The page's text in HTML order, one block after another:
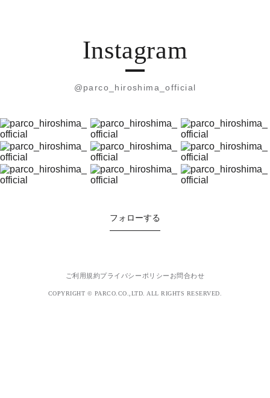
Instagram
@parco_hiroshima_official
フォローする
ご利用規約プライバシーポリシー お問合わせ
COPYRIGHT © PARCO.CO.,LTD. ALL RIGHTS RESERVED.